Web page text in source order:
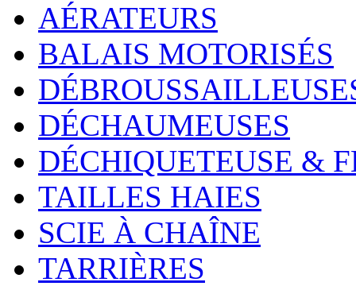
AÉRATEURS
BALAIS MOTORISÉS
DÉCHAUMEUSES
DÉCHIQUETEUSE &
TAILLES HAIES
SCIE À CHAÎNE
TARRIÈRES